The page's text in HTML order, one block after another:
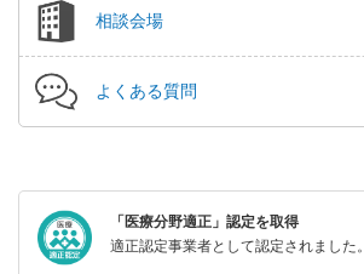
相談会場
よくある質問
「医療分野適正」認定を取得
適正認定事業者として認定されました。